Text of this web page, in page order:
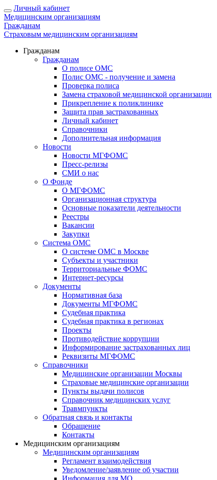
Личный кабинет
Медицинским организациям
Гражданам
Страховым медицинским организациям
Гражданам
Гражданам
О полисе ОМС
Полис ОМС - получение и замена
Проверка полиса
Замена страховой медицинской организации
Прикрепление к поликлинике
Защита прав застрахованных
Личный кабинет
Справочники
Дополнительная информация
Новости
Новости МГФОМС
Пресс-релизы
СМИ о нас
О Фонде
О МГФОМС
Организационная структура
Основные показатели деятельности
Реестры
Вакансии
Закупки
Система ОМС
О системе ОМС в Москве
Субъекты и участники
Территориальные ФОМС
Интернет-ресурсы
Документы
Нормативная база
Документы МГФОМС
Судебная практика
Судебная практика в регионах
Проекты
Противодействие коррупции
Информирование застрахованных лиц
Реквизиты МГФОМС
Справочники
Медицинские организации Москвы
Страховые медицинские организации
Пункты выдачи полисов
Справочник медицинских услуг
Травмпункты
Обратная связь и контакты
Обращение
Контакты
Медицинским организациям
Медицинским организациям
Регламент взаимодействия
Уведомление/заявление об участии
Информация для МО